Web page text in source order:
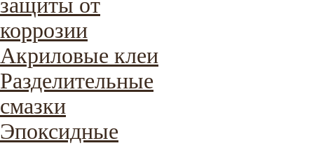
защиты от
коррозии
Акриловые клеи
Разделительные
смазки
Эпоксидные